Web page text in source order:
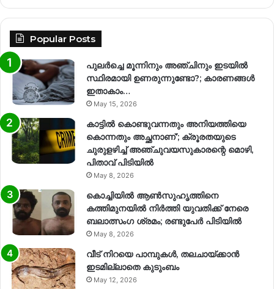
Popular Posts
പുലർച്ചെ മൂന്നിനും അഞ്ചിനും ഇടയിൽ
സ്ഥിരമായി ഉണരുന്നുണ്ടോ?; കാരണങ്ങള്‍
ഇതാകാം…
May 15, 2026
കാട്ടിൽ കൊണ്ടുവന്നതും അനിയത്തിയെ
കൊന്നതും അച്ഛനാണ്’; ക്രൂരതയുടെ
ചുരുളഴിച്ച് അഞ്ചുവയസുകാരന്റെ മൊഴി,
പിതാവ് പിടിയിൽ
May 8, 2026
കൊച്ചിയിൽ ആൺസുഹൃത്തിനെ
കത്തിമുനയിൽ നിർത്തി യുവതിക്ക് നേരെ
ബലാത്സംഗ​ ശ്രമം; രണ്ടുപേർ പിടിയിൽ
May 8, 2026
വീട് നിറയെ പാമ്പുകൾ, തലചായ്ക്കാൻ
ഇടമില്ലാതെ കുടുംബം
May 12, 2026